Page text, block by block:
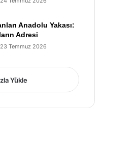
Anadolu Yakası:
Adresi
23 Temmuz 2026
Yükle